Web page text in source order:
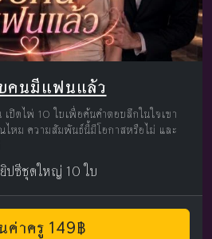
คนมีแฟนแล้ว
ปิดไพ่ 10 ใบเพื่อค้นคำตอบลึกในใจเขา
ไหม ความสัมพันธ์นี้มีโอกาสหรือไม่ และ
ปซีชุดใหญ่ 10 ใบ
ค่าครู 149฿